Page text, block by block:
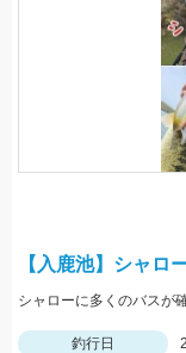
【入鹿池】シャロ
釣行日